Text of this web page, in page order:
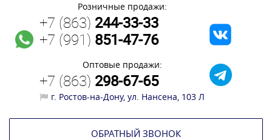
Розничные продажи:
+7 (863) 244-33-33
+7 (991) 851-47-76
Оптовые продажи:
+7 (863) 298-67-65
г. Ростов-на-Дону, ул. Нансена, 103 Л
ОБРАТНЫЙ ЗВОНОК